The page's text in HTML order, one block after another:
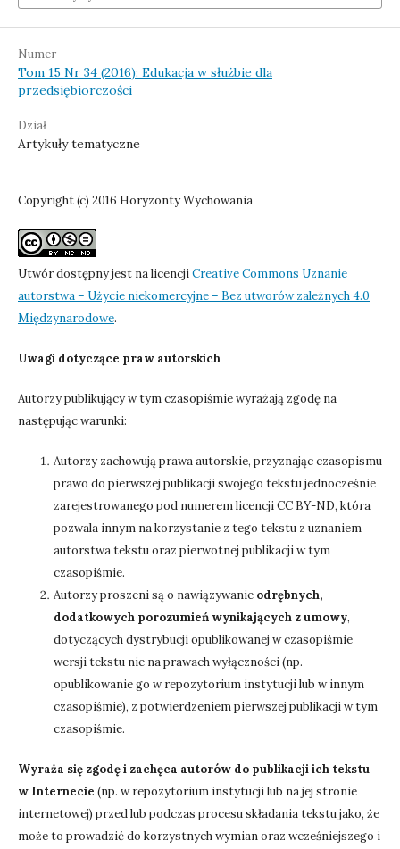
Numer
Tom 15 Nr 34 (2016): Edukacja w służbie dla
przedsiębiorczości
Dział
Artykuły tematyczne
Copyright (c) 2016 Horyzonty Wychowania
Utwór dostępny jest na licencjiCreative Commons Uznanie
autorstwa – Użycie niekomercyjne – Bez utworów zależnych 4.0
Międzynarodowe.
Uwagi dotyczące praw autorskich
Autorzy publikujący w tym czasopiśmie wyrażają zgodę na
następując warunki:
Autorzy zachowują prawa autorskie, przyznając czasopismu
prawo do pierwszej publikacji swojego tekstu jednocześnie
zarejestrowanego pod numerem licencji CC BY-ND, która
pozwala innym na korzystanie z tego tekstu z uznaniem
autorstwa tekstu oraz pierwotnej publikacji w tym
czasopiśmie.
Autorzy proszeni są o nawiązywanie odrębnych,
dodatkowych porozumień wynikających z umowy,
dotyczących dystrybucji opublikowanej w czasopiśmie
wersji tekstu nie na prawach wyłączności (np.
opublikowanie go w repozytorium instytucji lub w innym
czasopiśmie), z potwierdzeniem pierwszej publikacji w tym
czasopiśmie.
Wyraża się zgodę i zachęca autorów do publikacji ich tekstu
w Internecie (np. w repozytorium instytucji lub na jej stronie
internetowej) przed lub podczas procesu składania tekstu jako, że
może to prowadzić do korzystnych wymian oraz wcześniejszego i